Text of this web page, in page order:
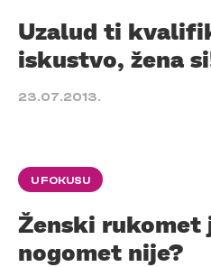
Uzalud ti
iskustvo, žena
23.07.2013.
U FOKUSU
Ženski rukomet
nogomet nije?